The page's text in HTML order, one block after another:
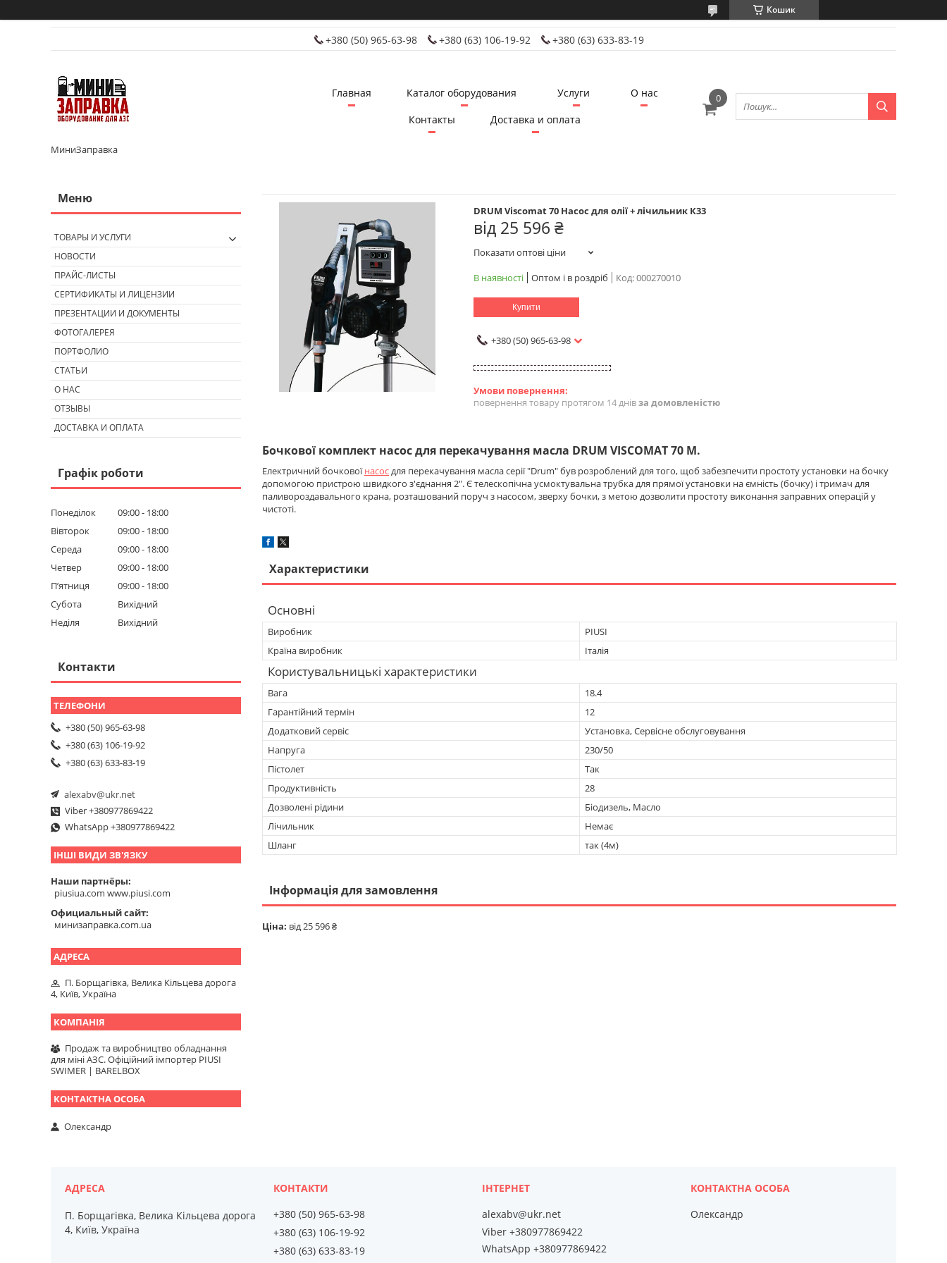
Кошик
+380 (50) 965-63-98 +380 (63) 106-19-92 +380 (63) 633-83-19
МиниЗаправка
Главная Каталог оборудования Услуги
О нас
Контакты
Доставка и оплата
DRUM Viscomat 70 Насос для олії + лічильник К33
від 25 596 ₴
Показати оптові ціни
В наявності
Оптом і в роздріб Код:000270010
Купити
+380 (50) 965-63-98
повернення товару протягом 14 днівза домовленістю
Бочкової комплект насос для перекачування масла DRUM VISCOMAT 70 M.
Електричний бочковоїнасос для перекачування масла серії "Drum" був розроблений для того, щоб забезпечити простоту установки на бочку
допомогою пристрою швидкого з'єднання 2". Є телескопічна усмоктувальна трубка для прямої установки на ємність (бочку) і тримач для
паливороздавального крана, розташований поруч з насосом, зверху бочки, з метою дозволити простоту виконання заправних операцій у
чистоті.
Характеристики
Основні
Виробник
PIUSI
Країна виробник
Італія
Користувальницькі характеристики
Вага
18.4
Гарантійний термін
12
Додатковий сервіс
Установка, Сервісне обслуговування
Напруга
230/50
Пістолет
Так
Продуктивність
28
Дозволені рідини
Біодизель, Масло
Лічильник
Немає
Шланг
так (4м)
Інформація для замовлення
Ціна: від 25 596 ₴
ТОВАРЫ И УСЛУГИ
НОВОСТИ
ПРАЙС-ЛИСТЫ
СЕРТИФИКАТЫ И ЛИЦЕНЗИИ
ПРЕЗЕНТАЦИИ И ДОКУМЕНТЫ
ФОТОГАЛЕРЕЯ
ПОРТФОЛИО
СТАТЬИ
О НАС
ОТЗЫВЫ
ДОСТАВКА И ОПЛАТА
Графік роботи
Понеділок 09:00
18:00
Вівторок
09:00
18:00
Середа
09:00
18:00
Четвер
09:00
18:00
Пʼятниця
09:00
18:00
Субота
Вихідний
Неділя
Вихідний
Контакти
+380 (50) 965-63-98
+380 (63) 106-19-92
+380 (63) 633-83-19
alexabv@ukr.net
Viber +380977869422
WhatsApp +380977869422
ІНШІ ВИДИ ЗВ'ЯЗКУ
Наши партнёры
piusiua.com www.piusi.com
Официальный сайт
минизаправка.com.ua
П. Борщагівка, Велика Кільцева дорога
4, Київ, Україна
Продаж та виробництво обладнання
для міні АЗС. Офіційний імпортер PIUSI
SWIMER | BARELBOX
Олександр
П. Борщагівка, Велика Кільцева дорога
4, Київ, Україна
+380 (50) 965-63-98
+380 (63) 106-19-92
+380 (63) 633-83-19
alexabv@ukr.net
Viber +380977869422
WhatsApp +380977869422
Олександр